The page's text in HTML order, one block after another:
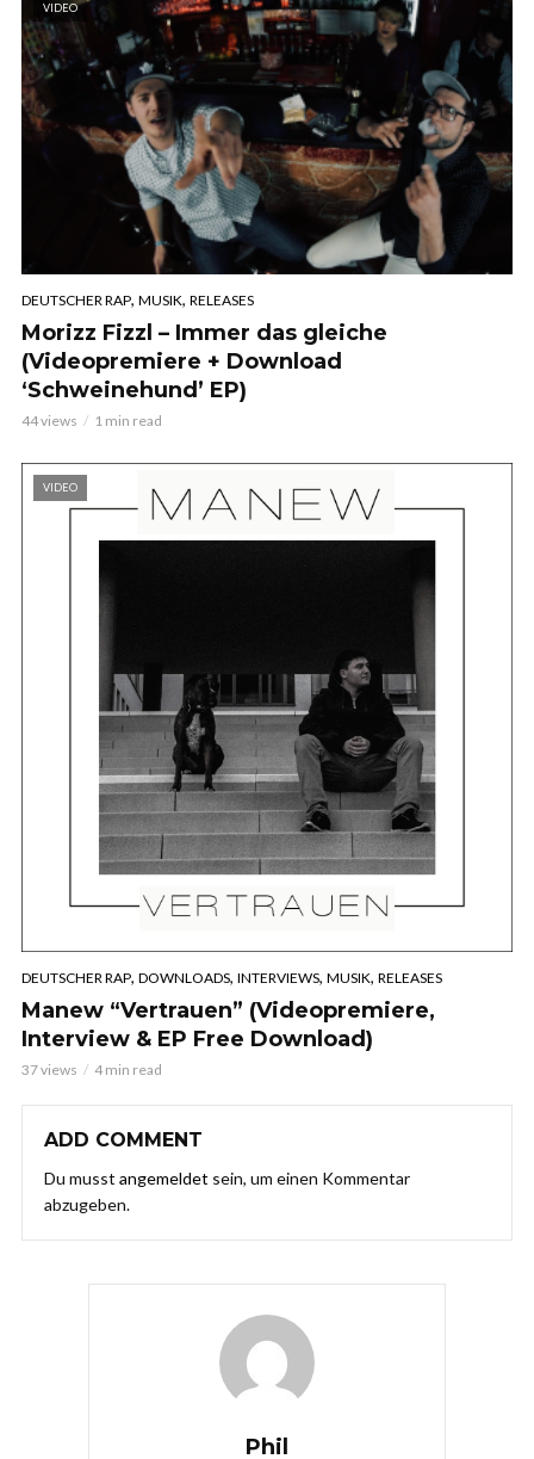
VIDEO
DEUTSCHER RAP, MUSIK, RELEASES
Morizz Fizzl – Immer das gleiche
(Videopremiere + Download
‘Schweinehund’ EP)
44 views 1 min read
VIDEO
DEUTSCHER RAP, DOWNLOADS, INTERVIEWS, MUSIK, RELEASES
Manew “Vertrauen” (Videopremiere,
Interview & EP Free Download)
37 views 4 min read
ADD COMMENT
Du musst angemeldet sein, um einen Kommentar
abzugeben.
Phil